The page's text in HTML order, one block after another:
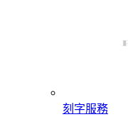
刻字服務